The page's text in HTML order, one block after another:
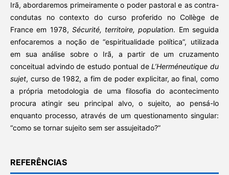
Irã, abordaremos primeiramente o poder pastoral e as contra-
condutas no contexto do curso proferido no Collège de
France em 1978, Sécurité, territoire, population. Em seguida
enfocaremos a noção de “espiritualidade política”, utilizada
em sua análise sobre o Irã, a partir de um cruzamento
conceitual advindo de estudo pontual deL’Herméneutique du
sujet, curso de 1982, a fim de poder explicitar, ao final, como
a própria metodologia de uma filosofia do acontecimento
procura atingir seu principal alvo, o sujeito, ao pensá-lo
enquanto processo, através de um questionamento singular:
“como se tornar sujeito sem ser assujeitado?”
REFERÊNCIAS